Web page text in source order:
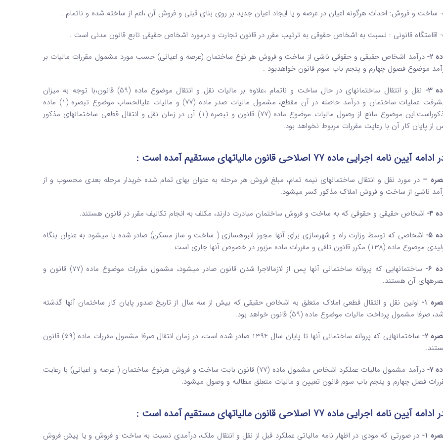
ساخت و فروش: احداث هرگونه اعیان در عرصه و یا ایجاد اعیان جدید بر روی بنای قبلی و فروش آن ،اعم از ساخته شده و ناتمام .
اقامتگاه قانونی : نسبت به اشخاص حقوقی به ترتیب مقرر در قانون تجارت و درمورد اشخاص حقیقی تابع قانون مدنی است .
2-
درآمد اشخاص حقیقی و حقوقی ناشی از ساخت و فروش هر نوع ساختمان (عرصه و اعیانی) حسب مورد مشمول مقررات مالیات بر
موضوع فصول چهارم و پنجم باب سوم قانون خواهدبود .
3-
نقل و انتقال ساختمان­های در حال ساخت و ناتمام ،علاوه بر مالیات نقل و انتقال موضوع ماده (59) قانون،با توجه به میزان
پیشرفت عملیات ساختمان و درآمد حاصله در آن مقطع، مشمول مالیات صدر ماده (77) و مالیات علی­الحساب موضوع تبصره (1) ماده
مذکوراست.این موضوع مانع از وصول مالیات موضوع ماده (77) قانون و تبصره (1) آن در زمان نقل و انتقال قطعی ساختمان­های مذکور
از پایان کار آن با رعایت مقررات مربوط نخواهد بود.
ادامهآیین ­نامه اجرایی ماده 77 اصلاحی قانون مالیات­های مستقیم آمده است :
– در مورد نقل و انتقال ساختمان­های نیمه تمام، مبلغ فروش هر مرحله به عنوان بهای تمام شده خریدار مرحله بعدی محسوب و از
ناشی از ساخت و فروش املاک مذکور کسر می­شود.
4-
اشخاص حقیقی و حقوقی که به ساخت و فروش ساختمان مبادرت دارند، مکلف به انجام تکالیف مقرر در قانون هستند.
5-
اشخاصی که توسط وزارت راه و شهرسازی برای آنها مجوز انبوه­سازی ( ساخت و ساز مسکن) صادر شده یا می­شود به عنوان بنگاه
ماده (138) مکرر قانون تلقی و مقررات ماده مزبور در خصوص آنها جاری است .
6-
ساختمان­هایی که پروانه ساختمانی آنها پس از لازم­الاجرا شدن قانون صادر می­شود، مشمول مقررات موضوع ماده (77) قانون و
آن هستند.
1-
اولین نقل و انتقال قطعی املاک متعلق به اشخاص حقیقی که بیش از سه سال از تاریخ صدور پایان کار ساختمان آنها گذشته
صرفا مشمول پرداخت مالیات موضوع ماده (59) قانون خواهد بود.
2-
ساختمان­هایی که پروانه ساختمانی آنها تا پایان سال 1394 صادر شده است، در زمان انتقال صرفا مشمول مقررات ماده (59) قانون
7-
درآمد مشمول مالیات عملکرد اشخاص مشمول ماده (77) قانون بابت ساخت و فروش هرنوع ساختمان ( عرصه و اعیانی) با رعایت
فصل چهارم و پنجم باب سوم قانون تعیین و مالیات متعلق مطالبه و وصول می­شود.
ادامهآیین ­نامه اجرایی ماده 77 اصلاحی قانون مالیات­های مستقیم آمده است :
1-
در صورتی که مودی در اظهار نامه مالیاتی عملکرد قبل از نقل و انتقال ملک، درآمدی نسبت به ساخت و فروش و یا پیش فروش